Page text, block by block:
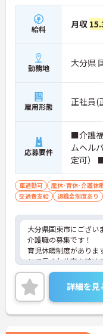
給料 月収
勤務地 大分県
雇用形態 正社員(
応募要件
■介護
ムヘル
定可）
車通勤可 産休･育休･介護休
交通費支給
退職金制度あり
大分県国東市にござい
介護職の募集です！
育児休暇制度がありま
じて長くお仕事を続
賞与・昇給実績あり！
いるので、モチベーシ
ご興味のある方は、マ
せください。
詳細を見